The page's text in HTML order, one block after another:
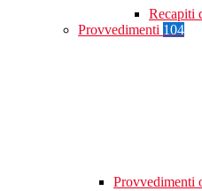
Recapiti
Provvedimenti 104
Provvedimenti